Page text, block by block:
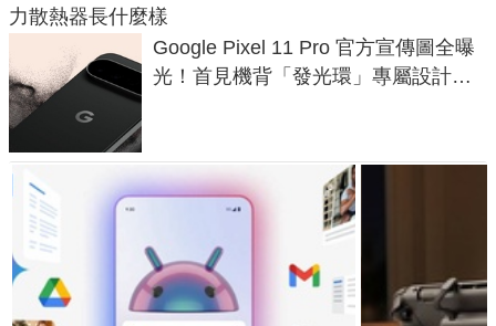
力散熱器長什麼樣
Google Pixel 11 Pro 官方宣傳圖全曝
光！首見機背「發光環」專屬設計、